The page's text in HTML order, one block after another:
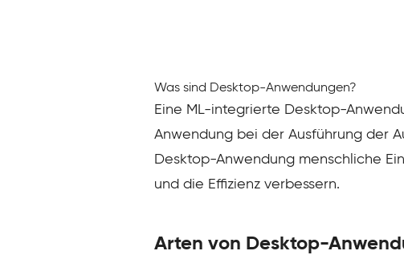
Was sind Desktop-Anwendungen?
Eine ML-integrierte Desktop-
Anwendung bei der Ausführung der
Desktop-Anwendung menschliche
und die Effizienz verbessern.
Arten von Desktop-